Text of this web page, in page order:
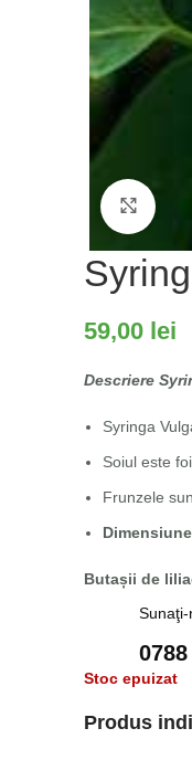
Fă
59,00 lei
Descriere
Syringa
Soiul este
Frunzele
Butașii de
Stoc epuizat
Produs